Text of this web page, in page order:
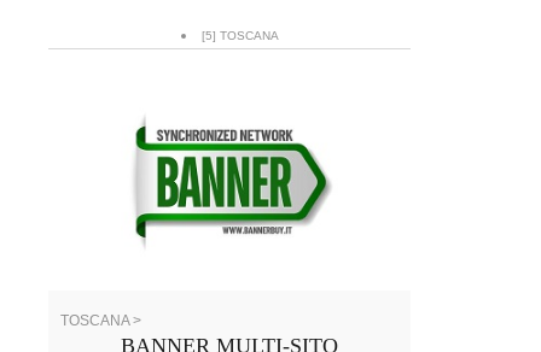
[5] TOSCANA
TOSCANA >
BANNER MULTI-SITO